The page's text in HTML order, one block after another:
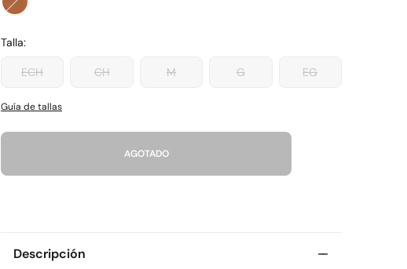
Talla:
ECH CH M G EG
Guía de tallas
AGOTADO
Descripción